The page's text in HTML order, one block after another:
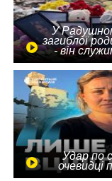
У
загиблої
- він
Удар по
очевидці